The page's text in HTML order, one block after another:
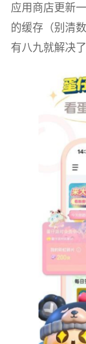
应用商店更新
的缓存（别清
有八九就解决了